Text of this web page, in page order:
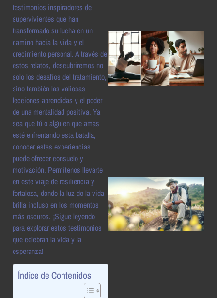
testimonios inspiradores de
supervivientes que han
transformado su lucha en un
camino hacia la vida y el
crecimiento personal. A través de
estos relatos, descubriremos no
solo los desafíos del tratamiento,
sino también las valiosas
lecciones aprendidas y el poder
de una mentalidad positiva. Ya
sea que tú o alguien que amas
esté enfrentando esta batalla,
conocer estas experiencias
puede ofrecer consuelo y
motivación. Permítenos llevarte
en este viaje de resiliencia y
fortaleza, donde la luz de la vida
brilla incluso en los momentos
más oscuros. ¡Sigue leyendo
para explorar estos testimonios
que celebran la vida y la
esperanza!
Índice de Contenidos